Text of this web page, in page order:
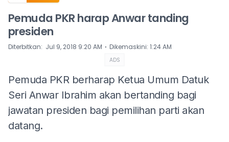
Pemuda PKR harap Anwar tanding
presiden
Diterbitkan: Jul 9, 2018 9:20 AM ⋅ Dikemaskini: 1:24 AM
ADS
Pemuda PKR berharap Ketua Umum Datuk
Seri Anwar Ibrahim akan bertanding bagi
jawatan presiden bagi pemilihan parti akan
datang.